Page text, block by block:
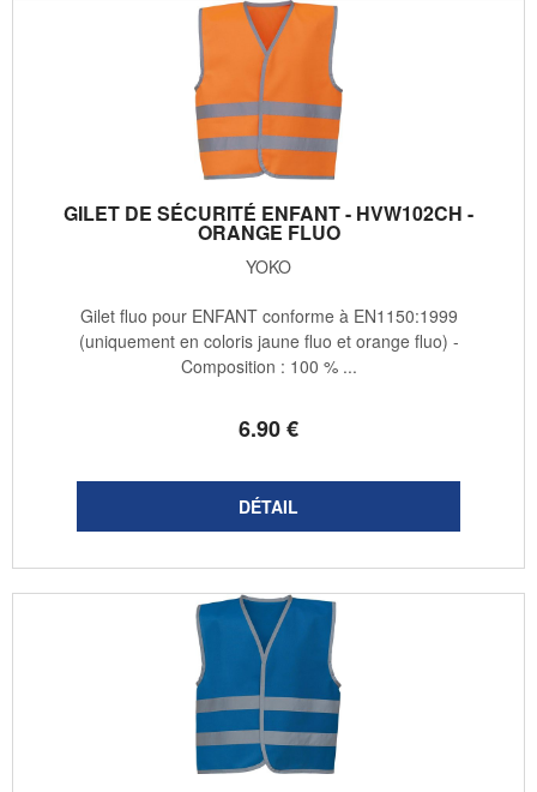
GILET DE SÉCURITÉ ENFANT - HVW102CH -
ORANGE FLUO
YOKO
6.90€
Gilet fluo pour ENFANT conforme à EN1150:1999
(uniquement en coloris jaune fluo et orange fluo) -
Composition : 100 % ...